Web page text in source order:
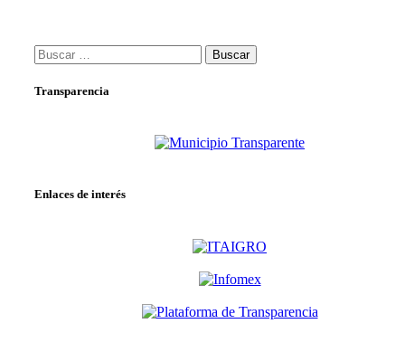
Buscar:
Transparencia
Enlaces de interés